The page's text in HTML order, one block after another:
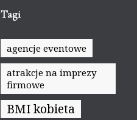
Tagi
agencje eventowe
atrakcje na imprezy
firmowe
BMI kobieta